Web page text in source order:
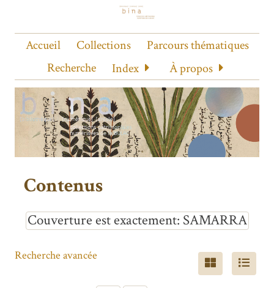
Accueil Collections
Parcours thématiques
Recherche
Index À propos
Contenus
Couverture est exactement SAMARRA
Recherche avancée